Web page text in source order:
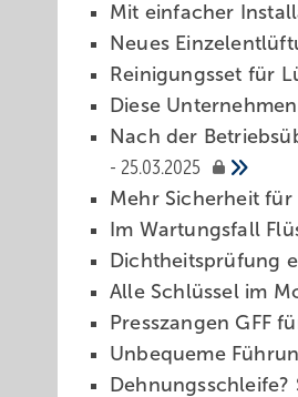
Mit einfacher
Neues Ei
Reinigungsset für
Diese
Nach der
25.03.2025
Me hr Sicherheit für
Im Wartungsfall
Dichtheitsprüfung
Alle Sc hlüssel im
Presszangen GFF
Un bequeme